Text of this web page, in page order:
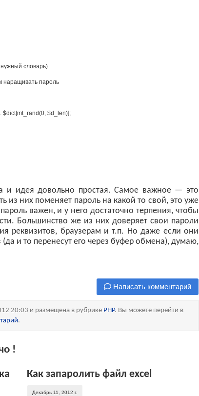
словарь)
наращивать пароль
. $dict[mt_rand(0, $d_len)];
и идея довольно простая. Самое важное — это
из них поменяет пароль на какой то свой, это уже
важен, и у него достаточно терпения, чтобы
Большинство же из них доверяет свои пароли
реквизитов, браузерам и т.п. Но даже если они
(да и то перенесут его через буфер обмена), думаю,
Написать комментарий
20:03 и размещена в рубрике PHP. Вы можете перейти в
.
!
Как запаролить файл excel
Декабрь 11, 2012 г.